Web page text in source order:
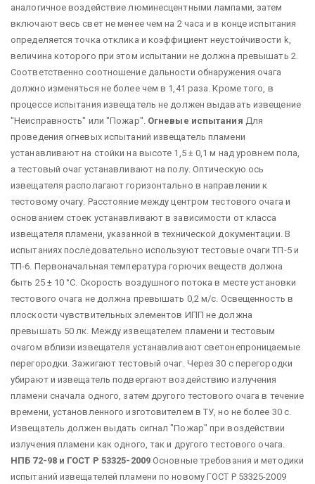
аналогичное воздействие люминесцентными лампами, затем
включают весь свет не менее чем на 2 часа и в конце испытания
определяется точка отклика и коэффициент неустойчивости k,
величина которого при этом испытании не должна превышать 2.
Соответственно соотношение дальности обнаружения очага
должно изменяться не более чем в 1,41 раза. Кроме того, в
процессе испытания извещатель не должен выдавать извещение
"Неисправность" или "Пожар". Огневые испытания Для
проведения огневых испытаний извещатель пламени
устанавливают на стойки на высоте 1,5 ± 0,1 м над уровнем пола,
а тестовый очаг устанавливают на полу. Оптическую ось
извещателя располагают горизонтально в направлении к
тестовому очагу. Расстояние между центром тестового очага и
основанием стоек устанавливают в зависимости от класса
извещателя пламени, указанной в технической документации. В
испытаниях последовательно используют тестовые очаги ТП-5 и
ТП-6. Первоначальная температура горючих веществ должна
быть 25 ± 10 °С. Скорость воздушного потока в месте установки
тестового очага не должна превышать 0,2 м/с. Освещенность в
плоскости чувствительных элементов ИПП не должна
превышать 50 лк. Между извещателем пламени и тестовым
очагом вблизи извещателя устанавливают светонепроницаемые
перегородки. Зажигают тестовый очаг. Через 30 с перегородки
убирают и извещатель подвергают воздействию излучения
пламени сначала одного, затем другого тестового очага в течение
времени, установленного изготовителем в ТУ, но не более 30 с.
Извещатель должен выдать сигнал "Пожар" при воздействии
излучения пламени как одного, так и другого тестового очага.
НПБ 72-98 и ГОСТ Р 53325-2009Основные требования и методики
испытаний извещателей пламени по новому ГОСТ Р 53325-2009